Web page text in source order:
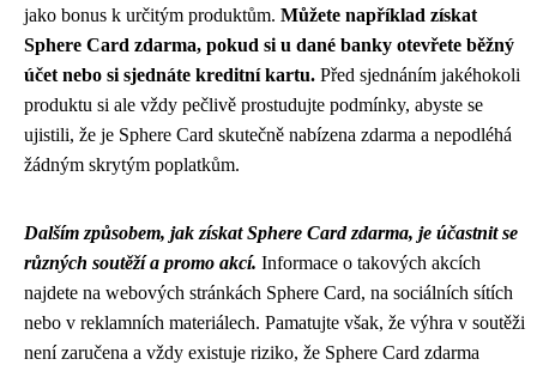
jako bonus k určitým produktům. Můžete například získat
Sphere Card zdarma, pokud si u dané banky otevřete běžný
účet nebo si sjednáte kreditní kartu. Před sjednáním jakéhokoli
produktu si ale vždy pečlivě prostudujte podmínky, abyste se
ujistili, že je Sphere Card skutečně nabízena zdarma a nepodléhá
žádným skrytým poplatkům.
Dalším způsobem, jak získat Sphere Card zdarma, je účastnit se
různých soutěží a promo akcí. Informace o takových akcích
najdete na webových stránkách Sphere Card, na sociálních sítích
nebo v reklamních materiálech. Pamatujte však, že výhra v soutěži
není zaručena a vždy existuje riziko, že Sphere Card zdarma